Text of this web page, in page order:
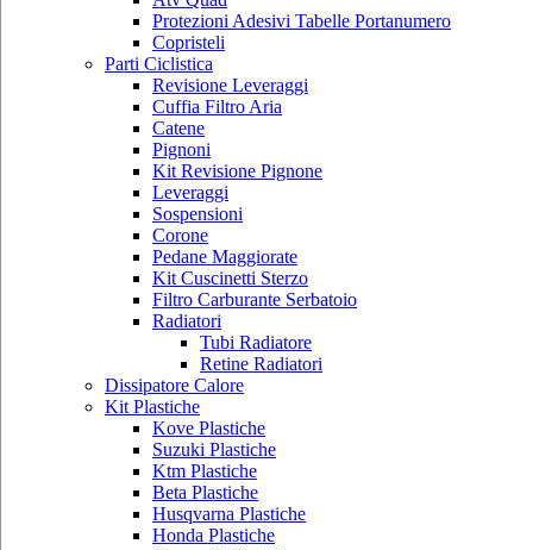
Protezioni Adesivi Tabelle Portanumero
Copristeli
Parti Ciclistica
Revisione Leveraggi
Cuffia Filtro Aria
Catene
Pignoni
Kit Revisione Pignone
Leveraggi
Sospensioni
Corone
Pedane Maggiorate
Kit Cuscinetti Sterzo
Filtro Carburante Serbatoio
Radiatori
Tubi Radiatore
Retine Radiatori
Dissipatore Calore
Kit Plastiche
Kove Plastiche
Suzuki Plastiche
Ktm Plastiche
Beta Plastiche
Husqvarna Plastiche
Honda Plastiche